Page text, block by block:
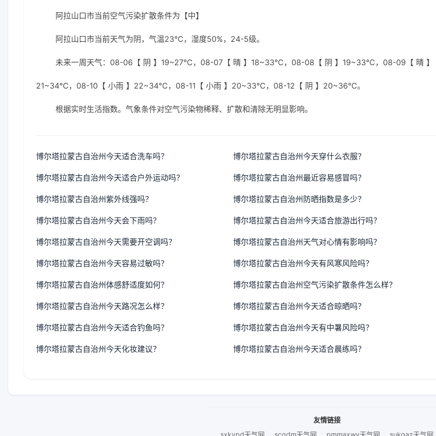
阿拉山口市当前空气污染扩散条件为【中】
阿拉山口市当前天气为阴，气温23℃，湿度50%，24-5级。
未来一周天气：08-06【 阴 】19~27℃，08-07【 晴 】18~33℃，08-08【 阴 】19~33℃，08-09【 晴 】
21~34℃，08-10【 小雨 】22~34℃，08-11【 小雨 】20~33℃，08-12【 阴 】20~36℃。
根据实时生活指数。气象条件对空气污染物稀释、扩散和清除无明显影响。
博尔塔拉蒙古自治州今天适合洗车吗？ 博尔塔拉蒙古自治州今天穿什么衣服？
博尔塔拉蒙古自治州今天适合户外运动吗？ 博尔塔拉蒙古自治州最近容易感冒吗？
博尔塔拉蒙古自治州紫外线强吗？ 博尔塔拉蒙古自治州防晒指数是多少？
博尔塔拉蒙古自治州今天会下雨吗？ 博尔塔拉蒙古自治州今天适合旅游出行吗？
博尔塔拉蒙古自治州今天需要开空调吗？ 博尔塔拉蒙古自治州天气对心情有影响吗？
博尔塔拉蒙古自治州今天容易过敏吗？ 博尔塔拉蒙古自治州今天有风寒风险吗？
博尔塔拉蒙古自治州体感舒适度如何？ 博尔塔拉蒙古自治州空气污染扩散条件怎么样？
博尔塔拉蒙古自治州今天路况怎么样？ 博尔塔拉蒙古自治州今天适合晾晒吗？
博尔塔拉蒙古自治州今天适合钓鱼吗？ 博尔塔拉蒙古自治州今天有中暑风险吗？
博尔塔拉蒙古自治州今天化妆建议？ 博尔塔拉蒙古自治州今天适合晨练吗？
友情链接
sxkvpd天气网
scqdm天气网 pmmaxwy天气网 sukqaz天气网